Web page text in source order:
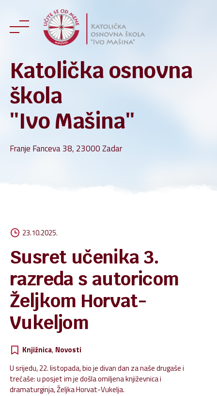
content
Katolička osnovna
škola
''Ivo Mašina''
Franje Fanceva 38, 23000 Zadar
23.10.2025.
Susret učenika 3.
razreda s autoricom
Željkom Horvat-
Vukeljom
Knjižnica, Novosti
U srijedu, 22. listopada, bio je divan dan za naše drugaše i
trećaše: u posjet im je došla omiljena književnica i
dramaturginja, Željka Horvat-Vukelja.